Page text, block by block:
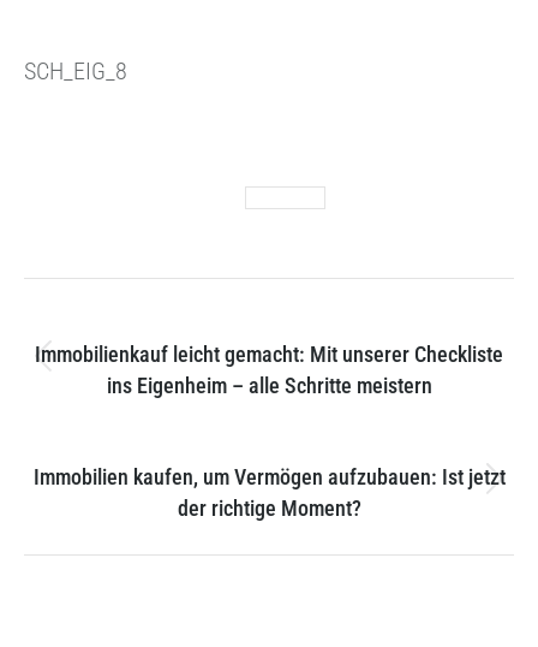
SCH_EIG_8
navigation
Previous
Immobilienkauf leicht gemacht: Mit unserer Checkliste
ins Eigenheim – alle Schritte meistern
Next
Immobilien kaufen, um Vermögen aufzubauen: Ist jetzt
der richtige Moment?